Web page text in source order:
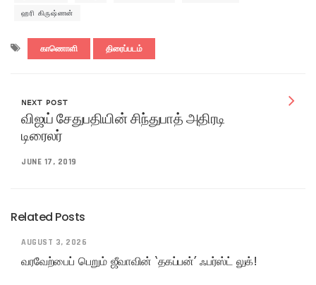
ஹரி கிருஷ்ணன்
காணொளி திரைப்படம்
NEXT POST
விஜய் சேதுபதியின் சிந்துபாத் அதிரடி
டிரைலர்
JUNE 17, 2019
Related Posts
AUGUST 3, 2026
வரவேற்பைப் பெறும் ஜீவாவின் ‘தகப்பன்’ ஃபர்ஸ்ட் லுக்!